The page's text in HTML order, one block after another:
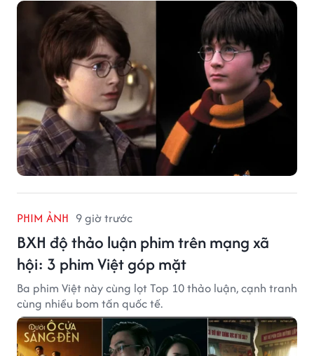
PHIM ẢNH 9 giờ trước
BXH độ thảo luận phim trên mạng xã
hội: 3 phim Việt góp mặt
Ba phim Việt này cùng lọt Top 10 thảo luận, cạnh tranh
cùng nhiều bom tấn quốc tế.